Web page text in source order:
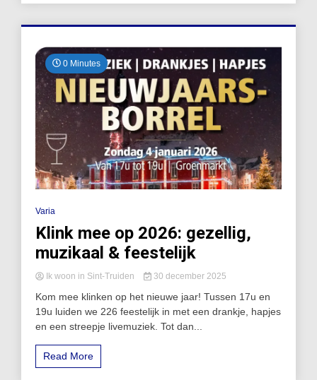
0 Minutes
Varia
Klink mee op 2026: gezellig,
muzikaal & feestelijk
Ik woon in Sint-Truiden 30 december 2025
Kom mee klinken op het nieuwe jaar! Tussen 17u en
19u luiden we 226 feestelijk in met een drankje, hapjes
en een streepje livemuziek. Tot dan...
Read More